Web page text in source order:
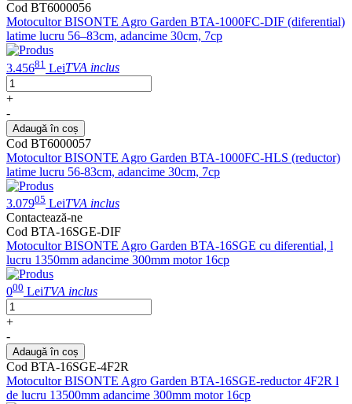
Cod BT6000056
Motocultor BISONTE Agro Garden BTA-1000FC-DIF (diferential)
latime lucru 56–83cm, adancime 30cm, 7cp
3.45681 LeiTVA inclus
+
-
Adaugă în coș
Cod BT6000057
Motocultor BISONTE Agro Garden BTA-1000FC-HLS (reductor)
latime lucru 56-83cm, adancime 30cm, 7cp
3.07905 LeiTVA inclus
Contactează-ne
Cod BTA-16SGE-DIF
Motocultor BISONTE Agro Garden BTA-16SGE cu diferential, l
lucru 1350mm adancime 300mm motor 16cp
000 LeiTVA inclus
+
-
Adaugă în coș
Cod BTA-16SGE-4F2R
Motocultor BISONTE Agro Garden BTA-16SGE-reductor 4F2R l
de lucru 13500mm adancime 300mm motor 16cp